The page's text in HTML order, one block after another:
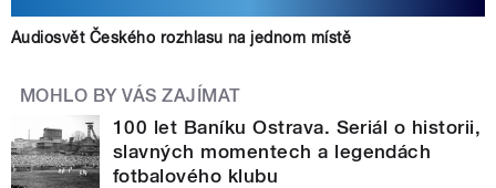
Audiosvět Českého rozhlasu na jednom místě
MOHLO BY VÁS ZAJÍMAT
100 let Baníku Ostrava. Seriál o historii,
slavných momentech a legendách
fotbalového klubu